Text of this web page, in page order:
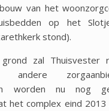
van het
op het
stond).
zal Thuisvester
andere
worden nu nog
het complex eind